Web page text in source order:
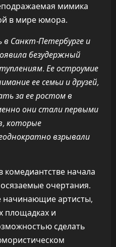
мимика
в мире юмора.
в Санкт-Петербурге и
безудержный
Ее остроумие
ее семьи и друзей,
за ее ростом в
они стали первыми
которые
взрывали
комедиантстве начала
очертания.
начинающие артисты,
площадках и
сделать